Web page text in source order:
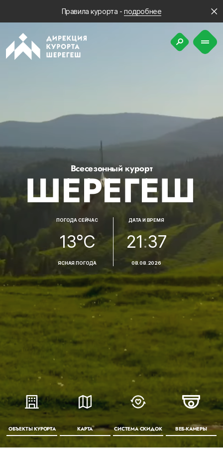
Правила курорта -подробнее
Всесезонный курорт
ШЕРЕГЕШ
ПОГОДА СЕЙЧАС
13°С
ЯСНАЯ ПОГОДА
ДАТА И ВРЕМЯ
21:37
08.08.2026
ОБЪЕКТЫ КУРОРТА КАРТА СИСТЕМА СКИДОК ВЕБ-КАМЕРЫ